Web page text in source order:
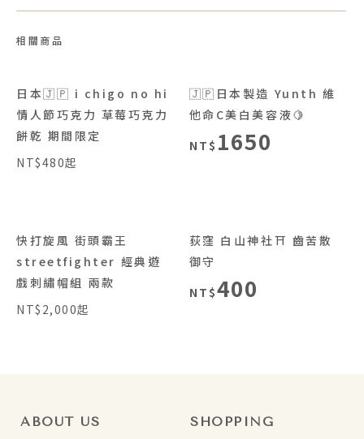
相關商品
日本🇯🇵 i chigo no hi
情人節巧克力 草莓巧克力
餅乾 期間限定
NT$480起
🇯🇵日本製造 Yunth 維
他命C美白美容液🍋
NT$ 1650
快打旋風 街頭霸王
streetfighter 經典遊
戲刺繡帽組 兩款
NT$2,000起
荻窪 白山神社⛩️ 齒苦散
御守
NT$400
ABOUT US SHOPPING